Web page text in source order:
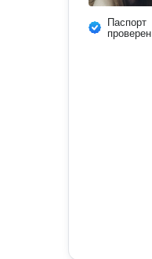
Паспорт
проверен